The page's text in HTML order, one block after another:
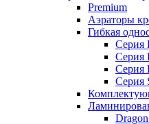
Premium
Аэраторы
Гибкая
Серия
Серия
Серия
Серия